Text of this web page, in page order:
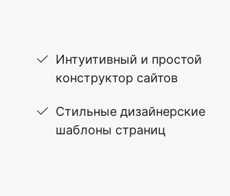
Интуитивный и простой
конструктор сайтов
Стильные дизайнерские
шаблоны страниц